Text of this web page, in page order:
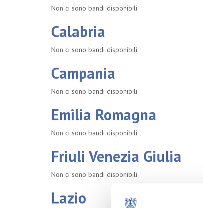
Non ci sono bandi disponibili
Calabria
Non ci sono bandi disponibili
Campania
Non ci sono bandi disponibili
Emilia Romagna
Non ci sono bandi disponibili
Friuli Venezia Giulia
Non ci sono bandi disponibili
Lazio